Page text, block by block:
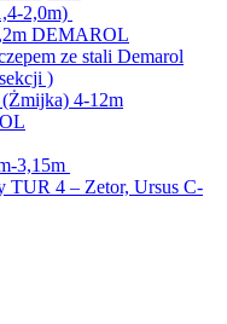
2,0m)
DEMAROL
ze stali Demarol
)
4-12m
3,15m
TUR 4 – Zetor, Ursus C-